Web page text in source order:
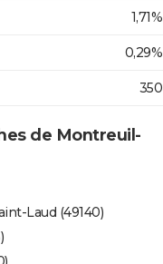
1,71%
0,29%
350
de Montreuil-
Laud (49140)